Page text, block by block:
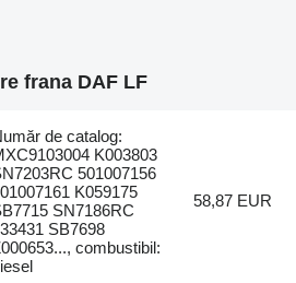
frana DAF LF
de catalog:
K003803
501007156
K059175
SN7186RC
SB7698
combustibil:
58,87 EUR